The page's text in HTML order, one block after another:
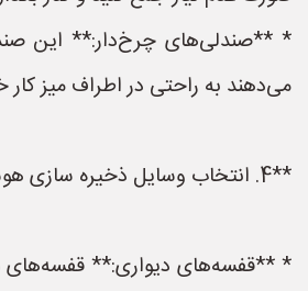
* **صندلی‌های چرخ‌دار:** این
می‌دهند به راحتی در اطراف میز
**4. انتخاب وسایل ذخیره سازی هوشمندانه:**
* **قفسه‌های دیواری:** قفسه‌های